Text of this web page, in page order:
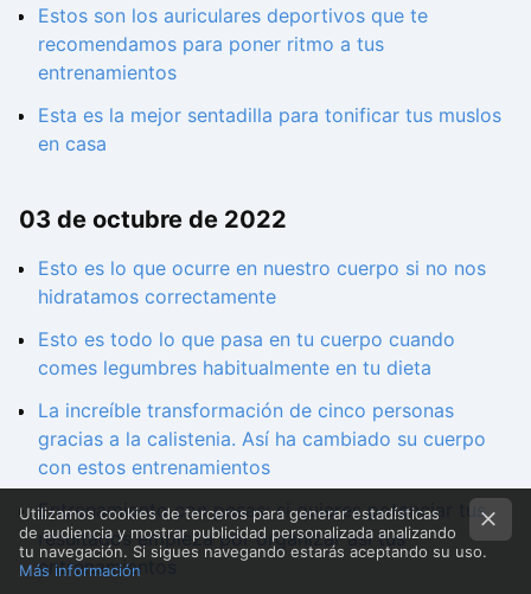
Estos son los auriculares deportivos que te
recomendamos para poner ritmo a tus
entrenamientos
Esta es la mejor sentadilla para tonificar tus muslos
en casa
03 de octubre de 2022
Esto es lo que ocurre en nuestro cuerpo si no nos
hidratamos correctamente
Esto es todo lo que pasa en tu cuerpo cuando
comes legumbres habitualmente en tu dieta
La increíble transformación de cinco personas
gracias a la calistenia. Así ha cambiado su cuerpo
con estos entrenamientos
Entrenamiento con pesas: si quieres potenciar tus
resultados empieza por organizar así tus
entrenamientos
Utilizamos cookies de terceros para generar estadísticas
de audiencia y mostrar publicidad personalizada analizando
tu navegación. Si sigues navegando estarás aceptando su uso.
Más información